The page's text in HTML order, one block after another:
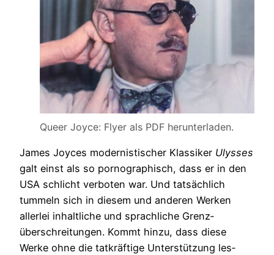
Queer Joyce: Flyer als PDF herunterladen.
James Joyces modernistischer Klassiker Ulysses
galt einst als so porno­g­raphisch, dass er in den
USA schlicht verboten war. Und tatsächlich
tummeln sich in diesem und anderen Werken
allerlei inhaltliche und sprachliche Grenz­
überschreitungen. Kommt hinzu, dass diese
Werke ohne die tatkräftige Unterstützung les­